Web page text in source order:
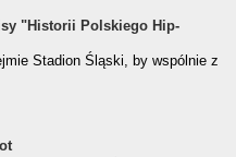
Polskiego Hip-
"Historii Polskiego Hip-
Stadion Śląski, by wspólnie z